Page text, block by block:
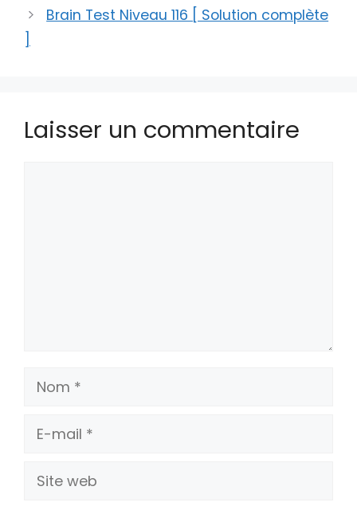
Brain Test Niveau 116 [ Solution complète
Laisser un commentaire
Nom
E-
Site